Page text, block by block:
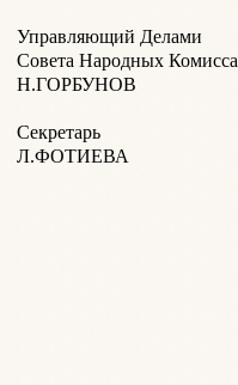
Управляющий Делами
Совета Народных
Н.ГОРБУНОВ
Секретарь